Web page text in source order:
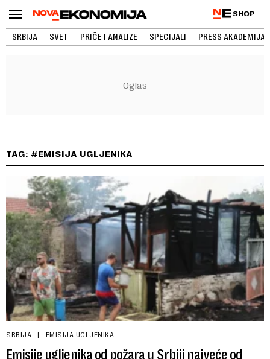
SHOP
SRBIJA SVET PRIČE I ANALIZE SPECIJALI PRESS AKADEMIJA
TAG: #EMISIJA UGLJENIKA
SRBIJA EMISIJA UGLJENIKA
Emisije ugljenika od požara u Srbiji najveće od